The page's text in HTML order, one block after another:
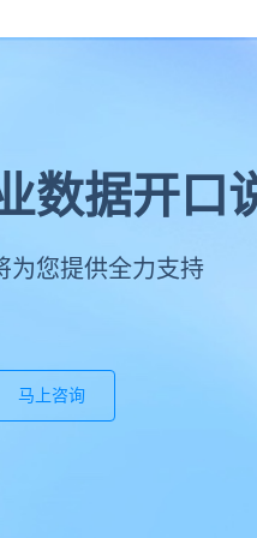
数据开口
为您提供全力支持
马上咨询